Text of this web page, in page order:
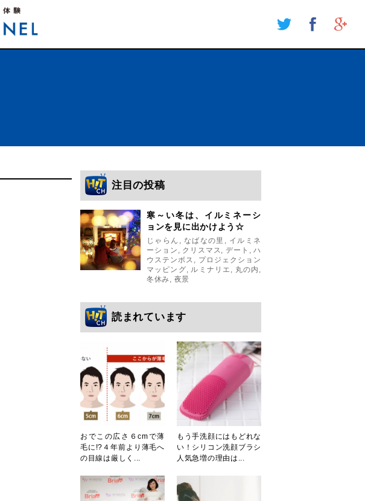
注目の投稿
寒～い冬は、イルミネーシ
ョンを見に出かけよう☆
じゃらん , なばなの里 , イルミネ
ーション , クリスマス,デート ,ハ
ウステンボス , プロジェクション
マッピング, ルミナリエ , 丸の内 ,
冬休み, 夜景
読まれています
おでこの広さ６cmで薄
毛に!?４年前より薄毛へ
の目線は厳しく...
もう手洗顔にはもどれな
い！シリコン洗顔ブラシ
人気急増の理由は...